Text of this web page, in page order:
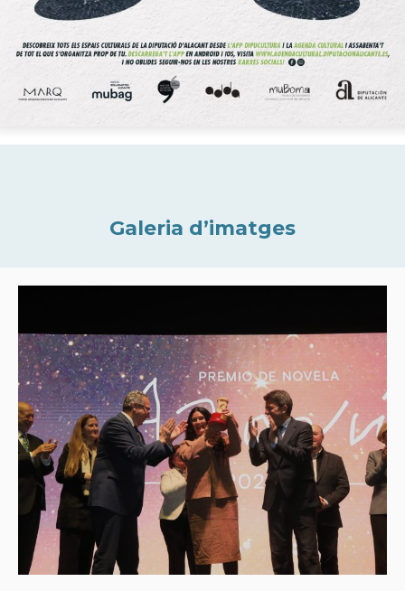
Galeria d’imatges